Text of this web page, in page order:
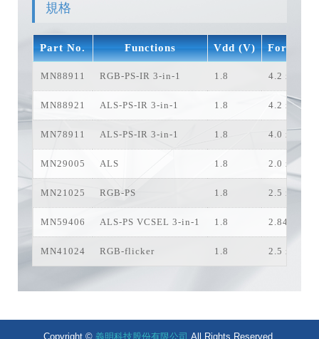
規格
Part No. Functions Vdd (V) Form
MN88911 RGB-PS-IR 3-in-1 1.8 4.2 x 1.5 x
MN88921 ALS-PS-IR 3-in-1 1.8 4.2 x 1.5 x
MN78911 ALS-PS-IR 3-in-1 1.8 4.0 x 1.5 x
MN29005 ALS 1.8 2.0 x 2.0 x
MN21025 RGB-PS 1.8 2.5 x 2.0 x
MN59406 ALS-PS VCSEL 3-in-1 1.8 2.84 x
MN41024 RGB-flicker 1.8 2.5 x 2.0 x
Copyright © 義明科技股份有限公司 All Rights Reserved.